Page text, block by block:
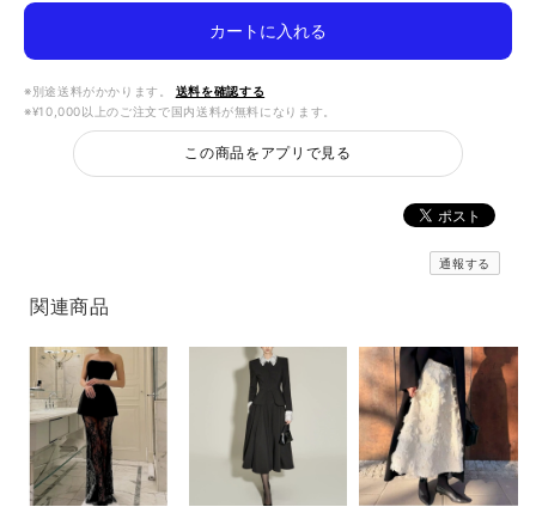
カートに入れる
※別途送料がかかります。
送料を確認する
※¥10,000以上のご注文で国内送料が無料になります。
この商品をアプリで見る
通報する
関連商品